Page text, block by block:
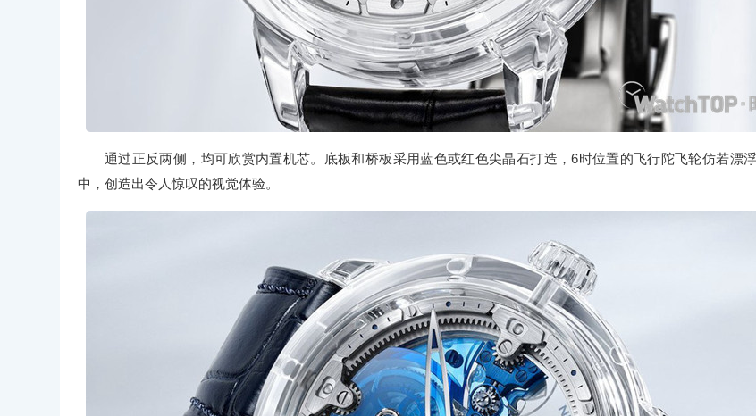
通过正反两侧，均可欣赏内置机芯。底板和桥板采用蓝色或红色尖晶石打造，6时位置的飞行陀飞轮仿若漂
中，创造出令人惊叹的视觉体验。